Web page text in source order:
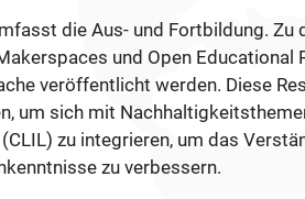
die Aus- und Fortbildung. Zu
und Open Educational
veröffentlicht werden. Diese
um sich mit
zu integrieren, um das
zu verbessern.